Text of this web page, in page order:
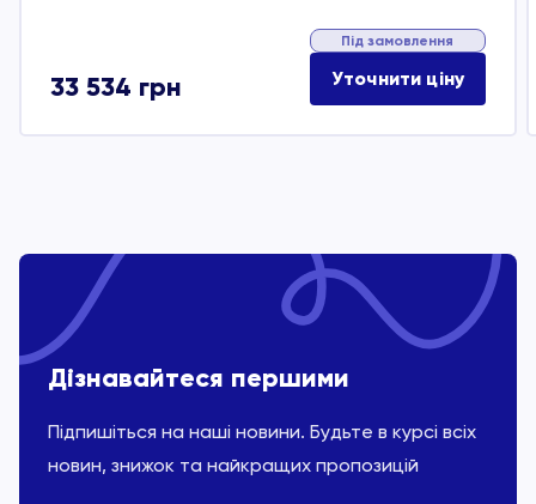
33 534 грн
Під замовлення
Уточнити ціну
Дізнавайтеся першими
Підпишіться на наші новини. Будьте в курсі всіх
новин, знижок та найкращих пропозицій